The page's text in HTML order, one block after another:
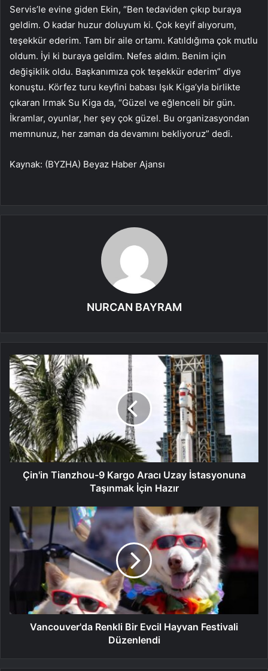
Servis’le evine giden Ekin, “Ben tedaviden çıkıp buraya
geldim. O kadar huzur doluyum ki. Çok keyif alıyorum,
teşekkür ederim. Tam bir aile ortamı. Katıldığıma çok mutlu
oldum. İyi ki buraya geldim. Nefes aldım. Benim için
değişiklik oldu. Başkanımıza çok teşekkür ederim” diye
konuştu. Körfez turu keyfini babası Işık Kiga’yla birlikte
çıkaran Irmak Su Kiga da, “Güzel ve eğlenceli bir gün.
İkramlar, oyunlar, her şey çok güzel. Bu organizasyondan
memnunuz, her zaman da devamını bekliyoruz” dedi.
Kaynak: (BYZHA) Beyaz Haber Ajansı
NURCAN BAYRAM
Çin'in Tianzhou-9 Kargo Aracı Uzay İstasyonuna
Taşınmak İçin Hazır
Vancouver'da Renkli Bir Evcil Hayvan Festivali
Düzenlendi